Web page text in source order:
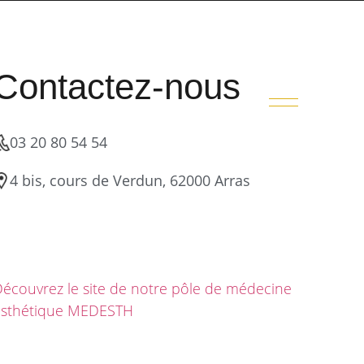
nous
03 20 80 54 54
4 bis, cours de Verdun, 62000 Arras
le site de notre pôle de médecine
MEDESTH